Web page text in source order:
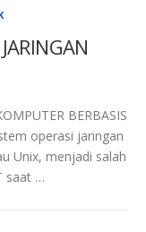
BERBASIS
operasi jaringan
Unix, menjadi salah
saat …